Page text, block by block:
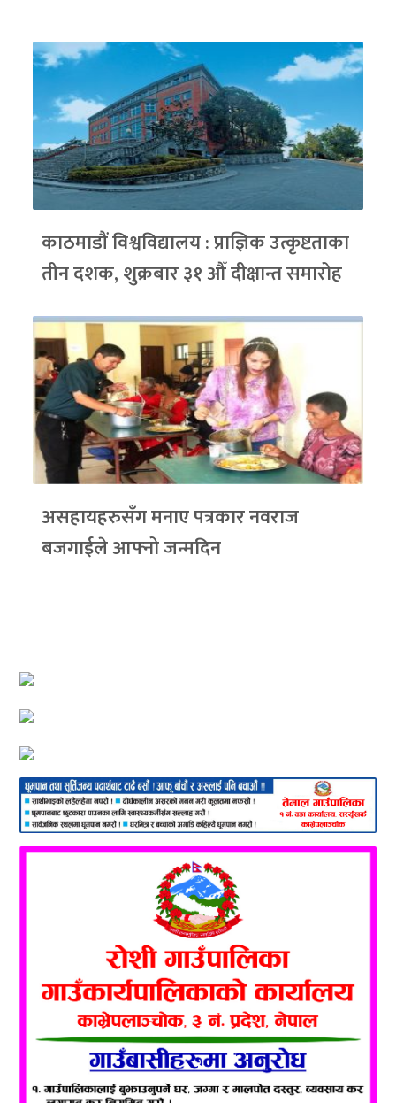
काठमाडौं विश्वविद्यालय : प्राज्ञिक उत्कृष्टताका
तीन दशक, शुक्रबार ३१ औँ दीक्षान्त समारोह
असहायहरुसँग मनाए पत्रकार नवराज
बजगाईले आफ्नो जन्मदिन